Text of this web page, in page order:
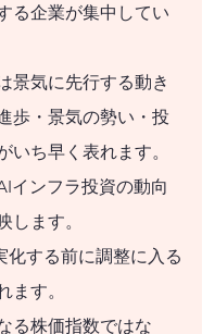
余曲折を
た資産形
に、生涯
真っすぐ
えてくるこ
ます。人
資産形成
タートブ
て活用して
る企業が集中してい
歩・景気の勢い・投
いち早く表れます。
インフラ投資の動向
します。
ます。